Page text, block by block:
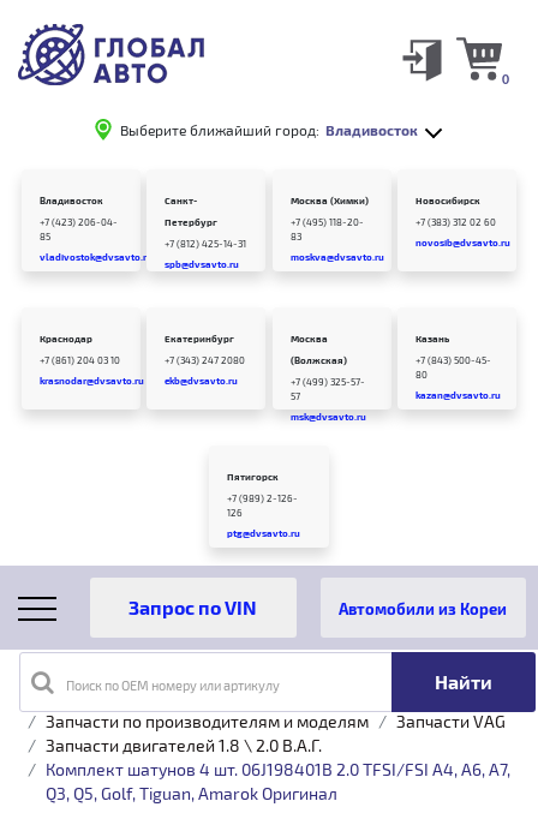
Выберите ближайший город: Владивосток
0
Владивосток
+7 (423) 206-04-
85
vladivostok@dvsavto.ru
Санкт-
Петербург
+7 (812) 425-14-31
spb@dvsavto.ru
Москва (Химки)
+7 (495) 118-20-
83
moskva@dvsavto.ru
Новосибирск
+7 (383) 312 02 60
novosib@dvsavto.ru
Краснодар
+7 (861) 204 03 10
krasnodar@dvsavto.ru
Екатеринбург
+7 (343) 247 2080
ekb@dvsavto.ru
Москва
(Волжская)
+7 (499) 325-57-
57
msk@dvsavto.ru
Казань
+7 (843) 500-45-
80
kazan@dvsavto.ru
Пятигорск
+7 (989) 2-126-
126
ptg@dvsavto.ru
Поиск по OEM номеру или артикулу
Автомобили из Кореи
Главная
Каталог товаров
Запчасти по производителям и моделям
Запчасти VAG
Запчасти двигателей 1.8 \ 2.0 B.A.Г.
Комплект шатунов 4 шт. 06J198401B 2.0 TFSI/FSI А4, А6, А7,
Q3, Q5, Golf, Tiguan, Amarok Оригинал